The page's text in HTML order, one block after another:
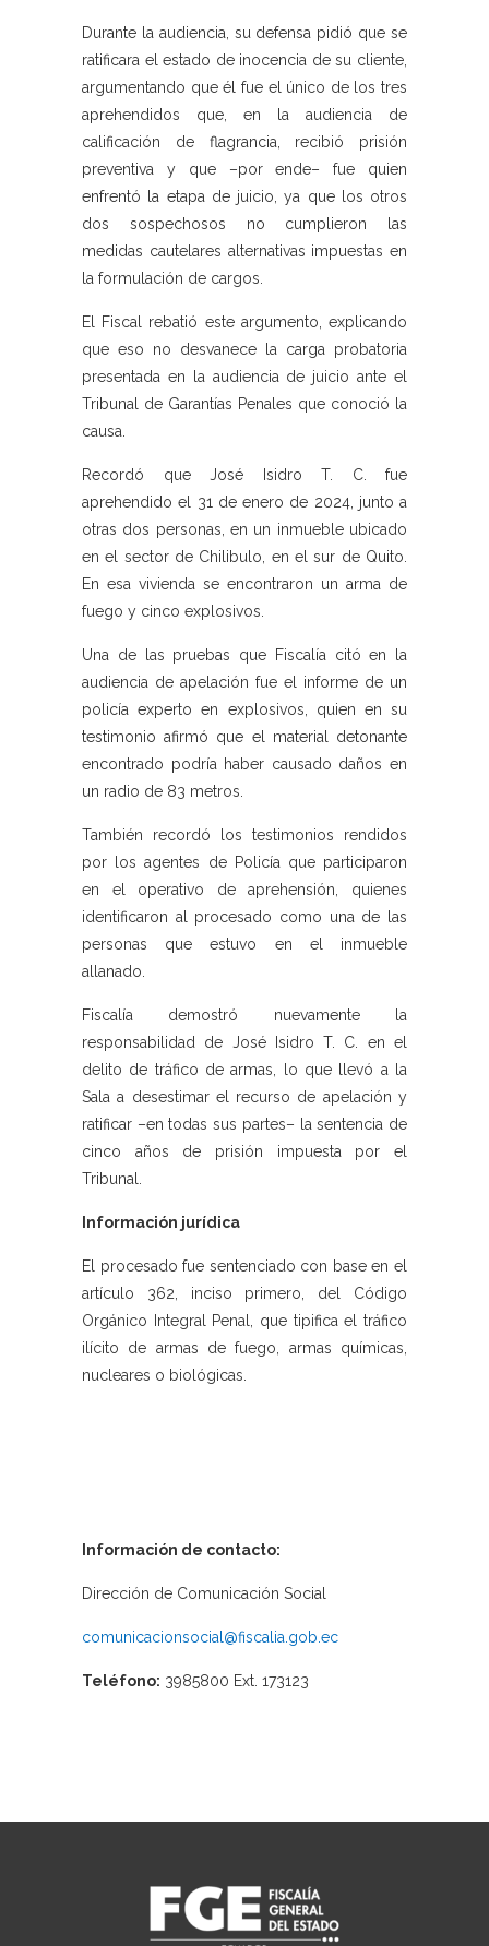
Durante la audiencia, su defensa pidió que se
ratificara el estado de inocencia de su cliente,
argumentando que él fue el único de los tres
aprehendidos que, en la audiencia de
calificación de flagrancia, recibió prisión
preventiva y que –por ende– fue quien
enfrentó la etapa de juicio, ya que los otros
dos sospechosos no cumplieron las
medidas cautelares alternativas impuestas en
la formulación de cargos.
El Fiscal rebatió este argumento, explicando
que eso no desvanece la carga probatoria
presentada en la audiencia de juicio ante el
Tribunal de Garantías Penales que conoció la
causa.
Recordó que José Isidro T. C. fue
aprehendido el 31 de enero de 2024, junto a
otras dos personas, en un inmueble ubicado
en el sector de Chilibulo, en el sur de Quito.
En esa vivienda se encontraron un arma de
fuego y cinco explosivos.
Una de las pruebas que Fiscalía citó en la
audiencia de apelación fue el informe de un
policía experto en explosivos, quien en su
testimonio afirmó que el material detonante
encontrado podría haber causado daños en
un radio de 83 metros.
También recordó los testimonios rendidos
por los agentes de Policía que participaron
en el operativo de aprehensión, quienes
identificaron al procesado como una de las
personas que estuvo en el inmueble
allanado.
Fiscalía demostró nuevamente la
responsabilidad de José Isidro T. C. en el
delito de tráfico de armas, lo que llevó a la
Sala a desestimar el recurso de apelación y
ratificar –en todas sus partes– la sentencia de
cinco años de prisión impuesta por el
Tribunal.
Información jurídica
El procesado fue sentenciado con base en el
artículo 362, inciso primero, del Código
Orgánico Integral Penal, que tipifica el tráfico
ilícito de armas de fuego, armas químicas,
nucleares o biológicas.
Información de contacto:
Dirección de Comunicación Social
comunicacionsocial@fiscalia.gob.ec
Teléfono: 3985800 Ext. 173123